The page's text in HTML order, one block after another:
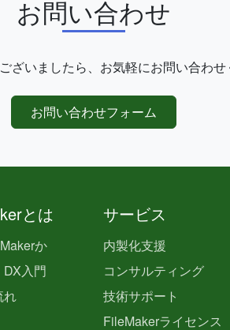
お問い合わせ
ざいましたら、お気軽にお問い合わせ
お問い合わせフォーム
とは
か
入門
れ
サービス
内製化支援
コンサルティング
技術サポート
FileMakerライセンス